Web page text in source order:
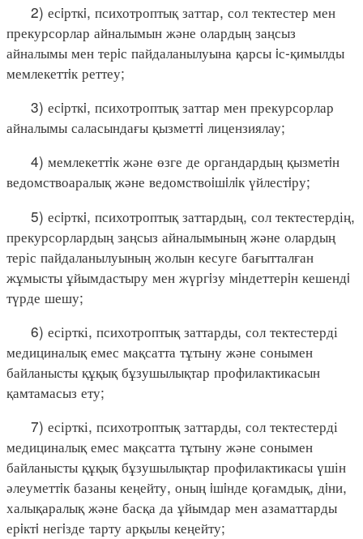
2) есiрткi, психотроптық заттар, сол тектестер мен
прекурсорлар айналымын және олардың заңсыз
айналымы мен терiс пайдаланылуына қарсы iс-қимылды
мемлекеттiк реттеу;
3) есiрткi, психотроптық заттар мен прекурсорлар
айналымы саласындағы қызметтi лицензиялау;
4) мемлекеттiк және өзге де органдардың қызметiн
ведомствоаралық және ведомствоiшiлiк үйлестiру;
5) есiрткi, психотроптық заттардың, сол тектестердің,
прекурсорлардың заңсыз айналымының және олардың
теріс пайдаланылуының жолын кесуге бағытталған
жұмысты ұйымдастыру мен жүргiзу мiндеттерiн кешендi
түрде шешу;
6) есірткі, психотроптық заттарды, сол тектестерді
медициналық емес мақсатта тұтыну және сонымен
байланысты құқық бұзушылықтар профилактикасын
қамтамасыз ету;
7) есірткі, психотроптық заттарды, сол тектестерді
медициналық емес мақсатта тұтыну және сонымен
байланысты құқық бұзушылықтар профилактикасы үшін
әлеуметтiк базаны кеңейту, оның iшiнде қоғамдық, дiни,
халықаралық және басқа да ұйымдар мен азаматтарды
ерiктi негiзде тарту арқылы кеңейту;